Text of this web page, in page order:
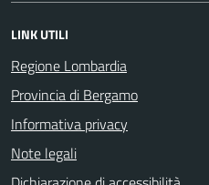
LINK UTILI
Regione Lombardia
Provincia di Bergamo
Informativa privacy
Note legali